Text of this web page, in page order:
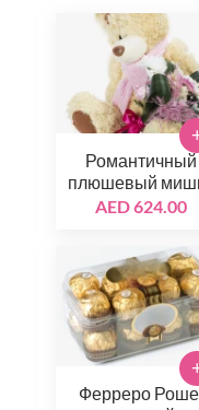
Романтичный
плюшевый
AED 624.00
Ферреро